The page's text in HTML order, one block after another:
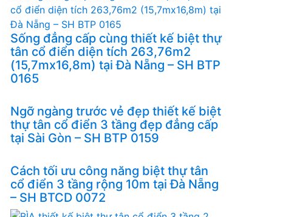
Sống đẳng cấp cùng thiết kế biệt thự
tân cổ điển diện tích 263,76m2
(15,7mx16,8m) tại Đà Nẵng – SH BTP
0165
Ngỡ ngàng trước vẻ đẹp thiết kế biệt
thự tân cổ điển 3 tầng đẹp đẳng cấp
tại Sài Gòn – SH BTP 0159
Cách tối ưu công năng biệt thự tân
cổ điển 3 tầng rộng 10m tại Đà Nẵng
– SH BTCD 0072